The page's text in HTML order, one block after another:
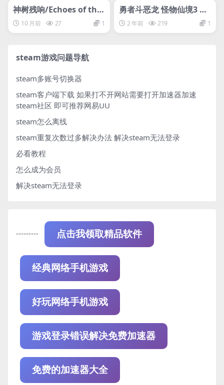
网盘下载游戏
神树残响/Echoes of the
Divine Tree
10 月前 27 1
网盘下载游戏
勇者斗恶龙 怪物仙境3 魔
族王子与精灵的旅程/DR
AGON QUEST MONSTE
2 年前 219 1
steam游戏问题导航
steam多账号切换器
steam客户端下载 如果打不开网站需要打开加速器加速
steam社区 即可推荐网易UU
steam怎么离线
steam重复次数过多解决办法 解决steam无法登录
必看教程
怎么成为会员
解决steam无法登录
--------- 点击我领取精品软件
经典网络手机游戏
好玩网络手机游戏
游戏登录错误解决免费加速器
免费的加速器大全